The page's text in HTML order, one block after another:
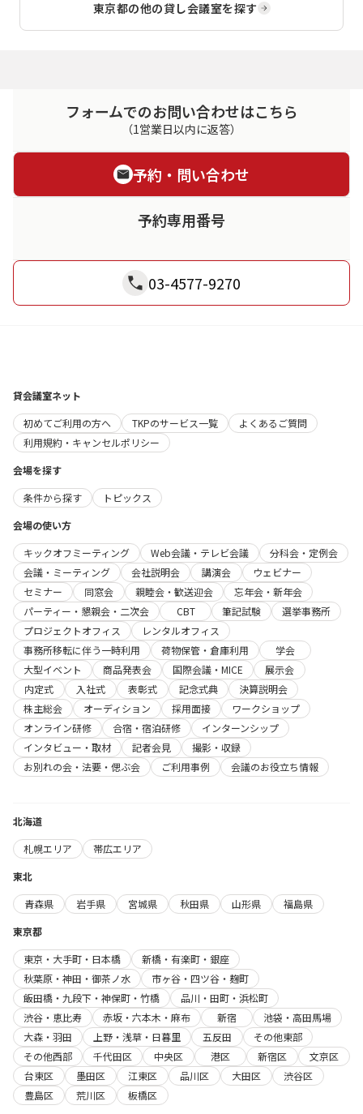
東京都の他の貸し会議室を探す
フォームでのお問い合わせはこちら
（1営業日以内に返答）
予約・問い合わせ
予約専用番号
03-4577-9270
貸会議室ネット
初めてご利用の方へ
TKPのサービス一覧
よくあるご質問
利用規約・キャンセルポリシー
会場を探す
条件から探す
トピックス
会場の使い方
キックオフミーティング
Web会議・テレビ会議
分科会・定例会
会議・ミーティング
会社説明会 講演会
ウェビナー
セミナー
同窓会 親睦会・歓送迎会
忘年会・新年会
パーティー・懇親会・二次会
CBT 筆記試験
選挙事務所
プロジェクトオフィス
レンタルオフィス
事務所移転に伴う一時利用
荷物保管・倉庫利用
学会
大型イベント
商品発表会 国際会議・MICE
展示会
内定式
入社式 表彰式 記念式典
決算説明会
株主総会
オーディション 採用面接
ワークショップ
オンライン研修
合宿・宿泊研修
インターンシップ
インタビュー・取材
記者会見
撮影・収録
お別れの会・法要・偲ぶ会
ご利用事例 会議のお役立ち情報
北海道
札幌エリア
帯広エリア
東北
青森県
岩手県 宮城県 秋田県 山形県
福島県
東京都
東京・大手町・日本橋
新橋・有楽町・銀座
秋葉原・神田・御茶ノ水
市ヶ谷・四ツ谷・麹町
飯田橋・九段下・神保町・竹橋
品川・田町・浜松町
渋谷・恵比寿
赤坂・六本木・麻布 新宿
池袋・高田馬場
大森・羽田
上野・浅草・日暮里 五反田
その他東部
その他西部
千代田区 中央区 港区 新宿区
文京区
台東区
墨田区 江東区 品川区 大田区
渋谷区
豊島区
荒川区
板橋区